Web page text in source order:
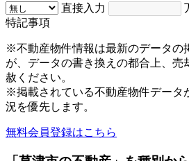
直接入力
特記事項
※不動産物件情報は最新のデータの
が、データの書き換えの都合上、売
赦ください。
※掲載されている不動産物件データ
況を優先します。
無料会員登録はこちら